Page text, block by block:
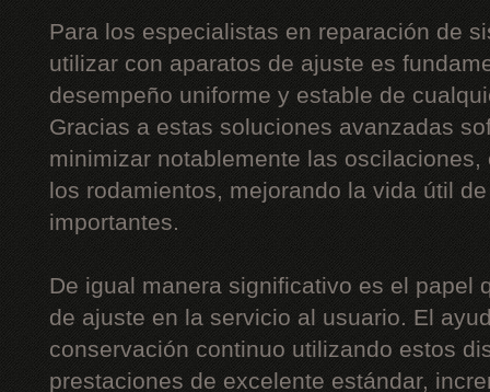
Para los especialistas en reparación de
utilizar con aparatos de ajuste es
desempeño uniforme y estable de
Gracias a estas soluciones avanzadas
minimizar notablemente las
los rodamientos, mejorando la vida útil
importantes.
De igual manera significativo es el papel
de ajuste en la servicio al usuario. El
conservación continuo utilizando estos
prestaciones de excelente estándar,